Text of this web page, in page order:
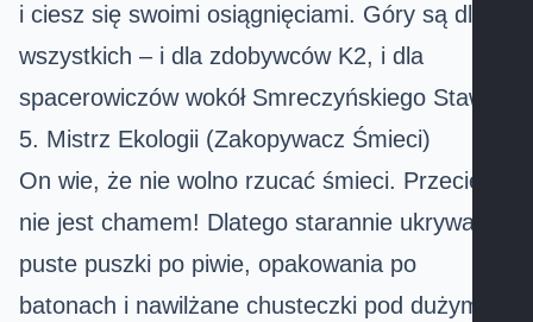
i ciesz się swoimi osiągnięciami. Góry są dla
wszystkich – i dla zdobywców K2, i dla
spacerowiczów wokół Smreczyńskiego Stawu.
5. Mistrz Ekologii (Zakopywacz Śmieci)
On wie, że nie wolno rzucać śmieci. Przecież
nie jest chamem! Dlatego starannie ukrywa
puste puszki po piwie, opakowania po
batonach i nawilżane chusteczki pod dużym